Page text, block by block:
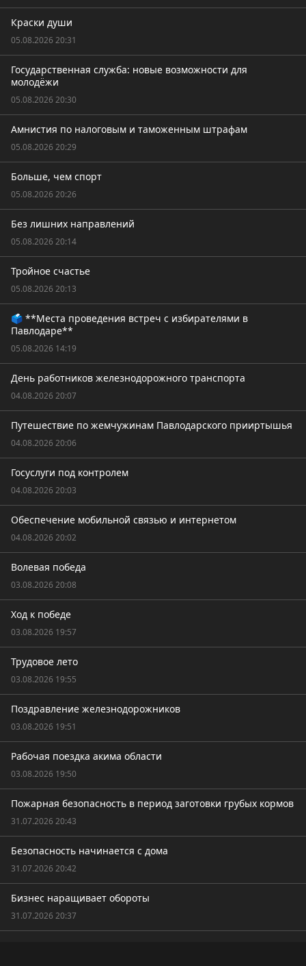
Краски души
05.08.2026 20:31
Государственная служба: новые возможности для
молодёжи
05.08.2026 20:30
Амнистия по налоговым и таможенным штрафам
05.08.2026 20:29
Больше, чем спорт
05.08.2026 20:26
Без лишних направлений
05.08.2026 20:14
Тройное счастье
05.08.2026 20:13
🗳️ **Места проведения встреч с избирателями в
Павлодаре**
05.08.2026 14:19
День работников железнодорожного транспорта
04.08.2026 20:07
Путешествие по жемчужинам Павлодарского прииртышья
04.08.2026 20:06
Госуслуги под контролем
04.08.2026 20:03
Обеспечение мобильной связью и интернетом
04.08.2026 20:02
Волевая победа
03.08.2026 20:08
Ход к победе
03.08.2026 19:57
Трудовое лето
03.08.2026 19:55
Поздравление железнодорожников
03.08.2026 19:51
Рабочая поездка акима области
03.08.2026 19:50
Пожарная безопасность в период заготовки грубых кормов
31.07.2026 20:43
Безопасность начинается с дома
31.07.2026 20:42
Бизнес наращивает обороты
31.07.2026 20:37